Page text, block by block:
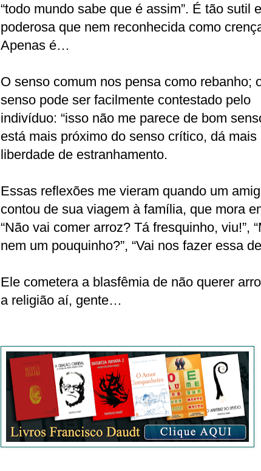
“todo mundo sabe que é assim”. É tão sutil e
poderosa que nem reconhecida como
Apenas é…
O senso comum nos pensa como rebanho;
senso pode ser facilmente contestado pelo
indivíduo: “isso não me parece de bom
está mais próximo do senso crítico, dá mais
liberdade de estranhamento.
Essas reflexões me vieram quando um
contou de sua viagem à família, que mora
“Não vai comer arroz? Tá fresquinho, viu!”,
nem um pouquinho?”, “Vai nos fazer essa
Ele cometera a blasfêmia de não querer
a religião aí, gente…